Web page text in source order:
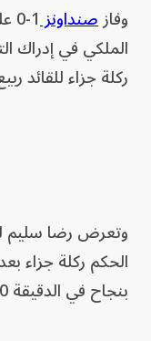
وفازصنداونز
الملكي في إدراك
ركلة جزاء للقائد
وتعرض رضا سليم
الحكم ركلة جزاء
بنجاح في الدقيقة 40.